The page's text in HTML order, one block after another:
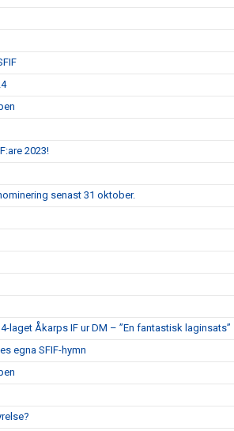
2023!
senast 31 oktober.
laget Åkarps IF ur DM – ”En fantastisk laginsats”
egna SFIF-hymn